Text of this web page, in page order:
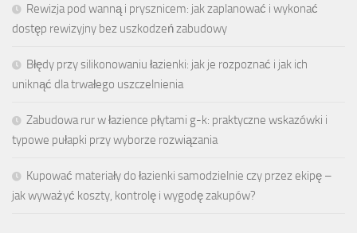
Rewizja pod wanną i prysznicem: jak zaplanować i wykonać
dostęp rewizyjny bez uszkodzeń zabudowy
Błędy przy silikonowaniu łazienki: jak je rozpoznać i jak ich
uniknąć dla trwałego uszczelnienia
Zabudowa rur w łazience płytami g-k: praktyczne wskazówki i
typowe pułapki przy wyborze rozwiązania
Kupować materiały do łazienki samodzielnie czy przez ekipę –
jak wyważyć koszty, kontrolę i wygodę zakupów?